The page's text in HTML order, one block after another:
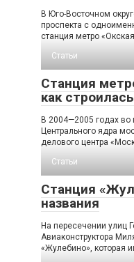
В Юго-Восточном
проспекта с
станция метро
Статьи
Станция
как строилась
В 2004—2005 годах во
Центрального ядра
делового центра
Статьи
Станция
названия
На пересечении улиц
Авиаконструктора
«Жулебино», которая